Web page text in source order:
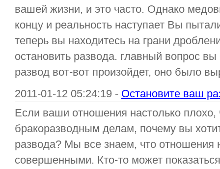
вашей жизни, и это часто. Однако
концу и реальность наступает Вы
теперь вы находитесь на грани
остановить развода. главный вопрос
развод вот-вот произойдет, оно было
2011-01-12 05:24:19 - Остановите ваш
Если ваши отношения настолько плохо,
бракоразводным делам, почему вы
развода? Мы все знаем, что отношения
совершенными. Кто-то может